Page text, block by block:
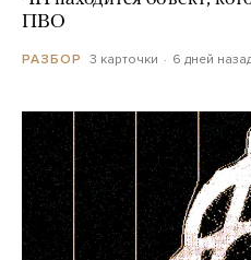
ПВО
РАЗБОР 3 карточки 6 дней